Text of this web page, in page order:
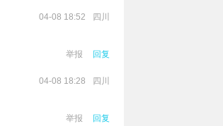
04-08 18:52 四川
举报 回复
04-08 18:28 四川
举报 回复